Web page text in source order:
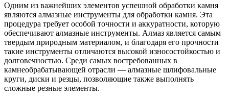
Одним из важнейших элементов успешной обработки камня
являются алмазные инструменты для обработки камня. Эта
процедура требует особой точности и аккуратности, которую
обеспечивают алмазные инструменты. Алмаз является самым
твердым природным материалом, и благодаря его прочности
такие инструменты отличаются высокой износостойкостью и
долговечностью. Среди самых востребованных в
камнеобрабатывающей отрасли — алмазные шлифовальные
круги, диски и резцы, позволяющие также выполнять
сложные резные элементы.